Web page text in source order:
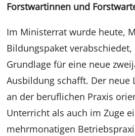
Forstwartinnen und
Im Ministerrat wurde heute,
Bildungspaket
Grundlage für eine neue
Ausbildung schafft. Der neue
an der beruflichen Praxis
Unterricht als auch im Zuge
mehrmonatigen